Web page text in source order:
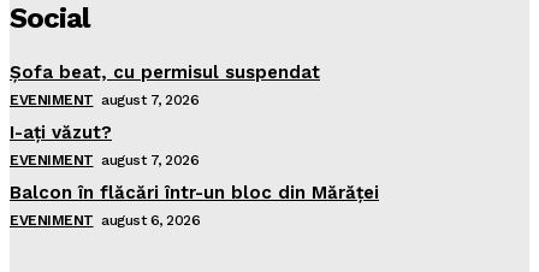
Social
Şofa beat, cu permisul suspendat
EVENIMENT august 7, 2026
I-aţi văzut?
EVENIMENT august 7, 2026
Balcon în flăcări într-un bloc din Mărăţei
EVENIMENT august 6, 2026